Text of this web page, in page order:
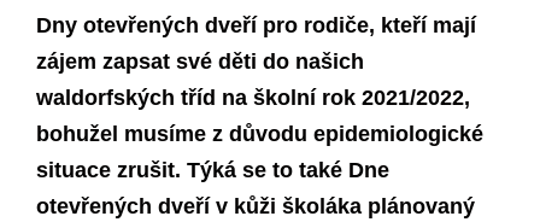
Dny otevřených dveří pro rodiče, kteří mají
zájem zapsat své děti do našich
waldorfských tříd na školní rok 2021/2022,
bohužel musíme z důvodu epidemiologické
situace zrušit. Týká se to také Dne
otevřených dveří v kůži školáka plánovaný